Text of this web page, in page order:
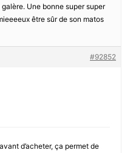
galère. Une bonne super super
être sûr de son matos
#92852
d’acheter, ça permet de